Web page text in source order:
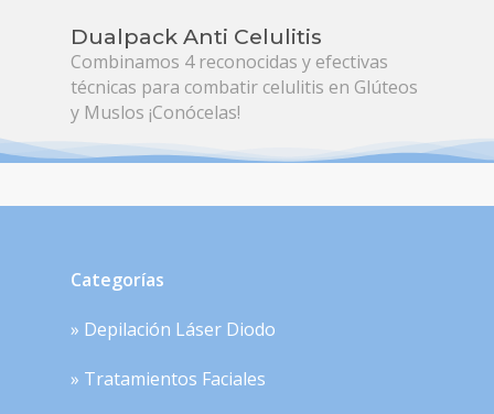
Dualpack Anti Celulitis
Combinamos 4 reconocidas y efectivas
técnicas para combatir celulitis en Glúteos
y Muslos ¡Conócelas!
Categorías
» Depilación Láser Diodo
» Tratamientos Faciales